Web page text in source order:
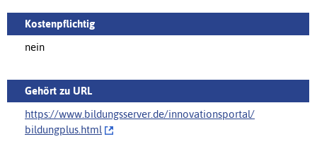
Kostenpflichtig
nein
Gehört zu URL
https://www.bildungsserver.de/innovationsportal/‌
bildungplus.html